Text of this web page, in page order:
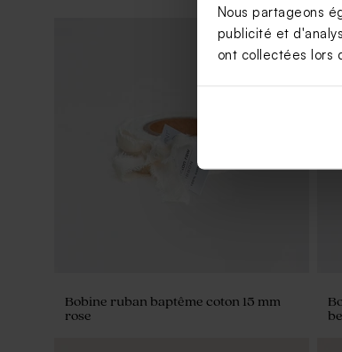
Nous partageons
publicité et
ont collectées lors
Bobine ruban baptême coton 15 mm
rose